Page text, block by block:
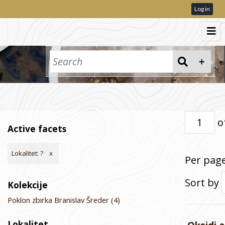
Log in
Pretraga
Kolekcije
Per
Sort by
Active facets
Lokalitet: ?
Kolekcije
Poklon zbirka Branislav Šreder (4)